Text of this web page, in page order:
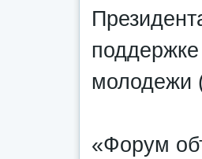
молодежи
«Форум